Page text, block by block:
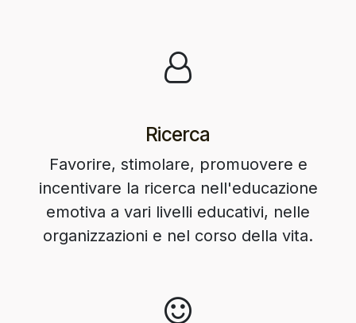
Ricerca
Favorire, stimolare, promuovere e
incentivare la ricerca nell'educazione
emotiva a vari livelli educativi, nelle
organizzazioni e nel corso della vita.